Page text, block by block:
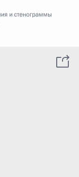
и стенограммы